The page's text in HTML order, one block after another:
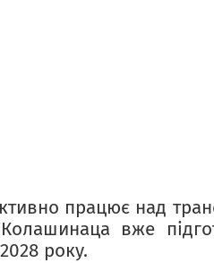
працює над
вже
року.